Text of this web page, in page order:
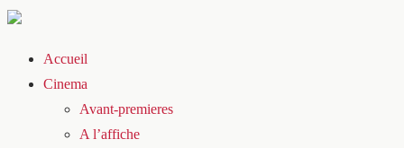
Accueil
Cinema
Avant-premieres
A l’affiche